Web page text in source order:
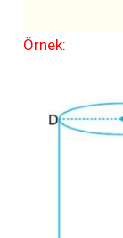
Örnek: